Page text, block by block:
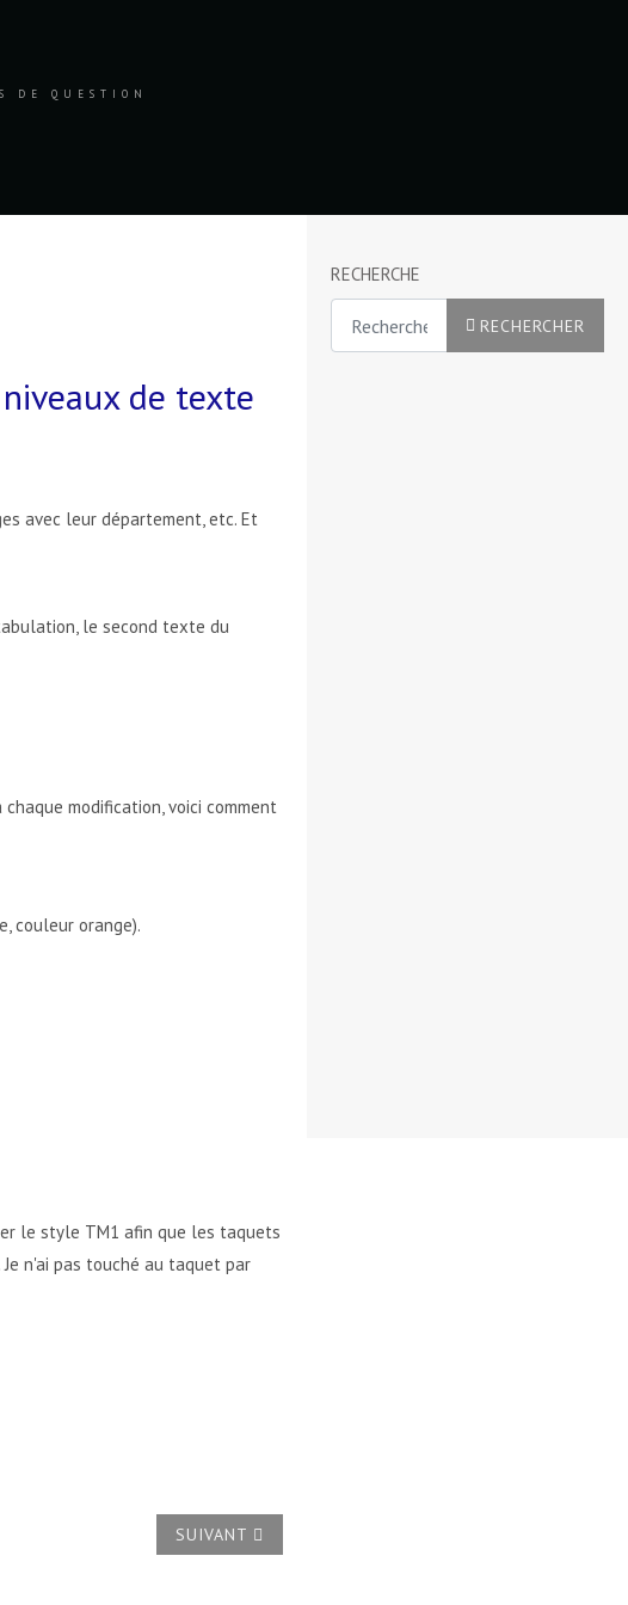
QUESTION
RECHERCHE
RECHERCHER
de texte
avec leur département, etc. Et
le second texte du
modification, voici comment
couleur orange).
le style TM1 afin que les taquets
n'ai pas touché au taquet par
ARTICLE SUIVANT : COMMENT OBTENIR UNE TABLE
SUIVANT